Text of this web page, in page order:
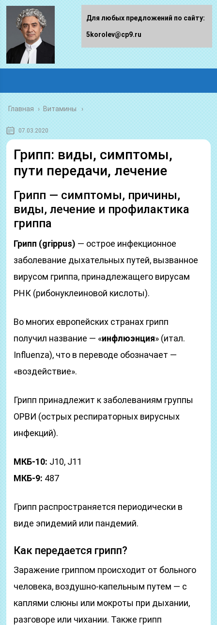
Главная › Витамины
07.03.2020
Грипп: виды, симптомы,
пути передачи, лечение
Грипп — симптомы, причины,
виды, лечение и профилактика
гриппа
Грипп (grippus) — острое инфекционное
заболевание дыхательных путей, вызванное
вирусом гриппа, принадлежащего вирусам
РНК (рибонуклеиновой кислоты).
Во многих европейских странах грипп
получил название — «инфлюэнция» (итал.
Influenza), что в переводе обозначает —
«воздействие».
Грипп принадлежит к заболеваниям группы
ОРВИ (острых респираторных вирусных
инфекций).
МКБ-10: J10, J11
МКБ-9: 487
Грипп распространяется периодически в
виде эпидемий или пандемий.
Как передается грипп?
Заражение гриппом происходит от больного
человека, воздушно-капельным путем — с
каплями слюны или мокроты при дыхании,
разговоре или чихании. Также грипп
Для любых предложений по сайту:
5korolev@cp9.ru